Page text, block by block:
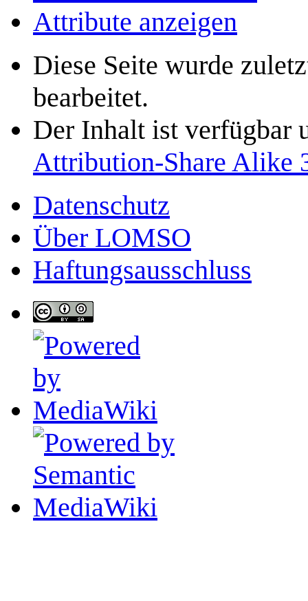
Attribute anzeigen
Diese Seite wurde
bearbeitet.
Der Inhalt ist verfügbar
Attribution-Share Alike
Datenschutz
Über LOMSO
Haftungsausschluss